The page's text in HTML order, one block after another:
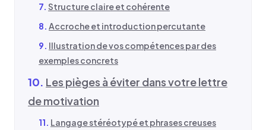
Structure claire et cohérente
Accroche et introduction percutante
Illustration de vos compétences par des
exemples concrets
Les pièges à éviter dans votre lettre
de motivation
Langage stéréotypé et phrases creuses